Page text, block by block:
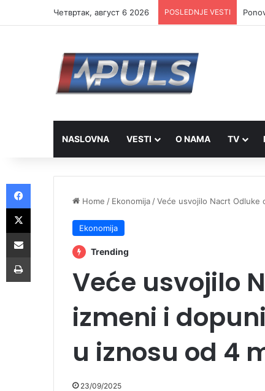
Четвртак, август 6 2026 POSLEDNJE VESTI
NASLOVNA VESTI O NAMA TV
Home / Ekonomija /Veće usvojilo Nacrt Odluke
Ekonomija
Trending
Veće usvojilo
izmeni i
u iznosu od 4
23/09/2025
Facebook
X
Share via Email